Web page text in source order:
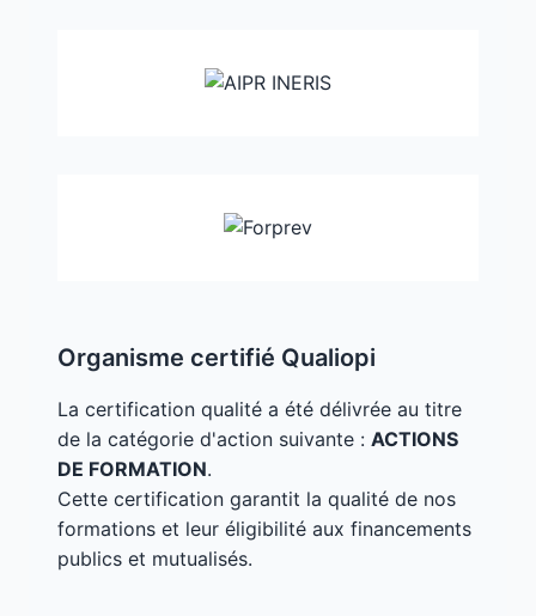
Organisme certifié Qualiopi
La certification qualité a été délivrée au titre
de la catégorie d'action suivante : ACTIONS
DE FORMATION.
Cette certification garantit la qualité de nos
formations et leur éligibilité aux financements
publics et mutualisés.